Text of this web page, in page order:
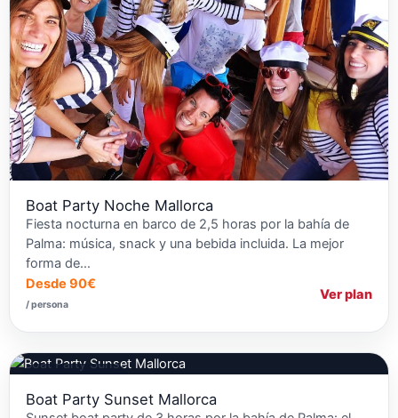
Boat Party Noche Mallorca
Fiesta nocturna en barco de 2,5 horas por la bahía de
Palma: música, snack y una bebida incluida. La mejor
forma de…
Desde 90€
/ persona
Ver plan
Boat Party Sunset Mallorca